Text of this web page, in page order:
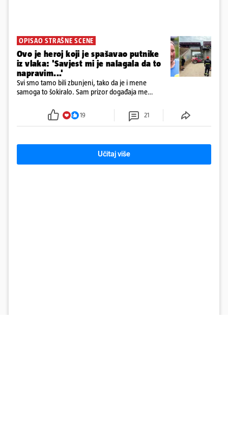
OPISAO STRAŠNE SCENE
Ovo je heroj koji je spašavao putnike
iz vlaka: 'Savjest mi je nalagala da to
napravim...'
Svi smo tamo bili zbunjeni, tako da je i mene
samoga to šokiralo. Sam prizor događaja me
19 21
Učitaj više